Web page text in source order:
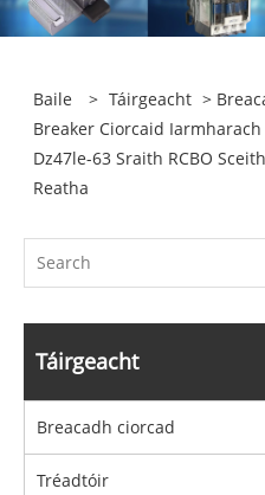
Baile > Táirgeacht >
Breaker Ciorcaid
Dz47le-63 Sraith RCBO
Reatha
Táirgeacht
Breacadh ciorcad
Tréadtóir